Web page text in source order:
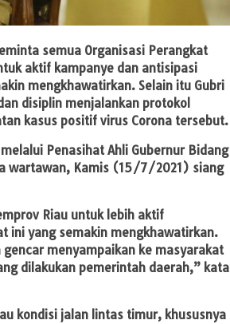
semua Organisasi Perangkat
aktif kampanye dan antisipasi
mengkhawatirkan. Selain itu Gubri
disiplin menjalankan protokol
kasus positif virus Corona tersebut.
Penasihat Ahli Gubernur Bidang
wartawan, Kamis (15/7/2021) siang
Riau untuk lebih aktif
ini yang semakin mengkhawatirkan.
menyampaikan ke masyarakat
dilakukan pemerintah daerah,” kata
kondisi jalan lintas timur, khususnya